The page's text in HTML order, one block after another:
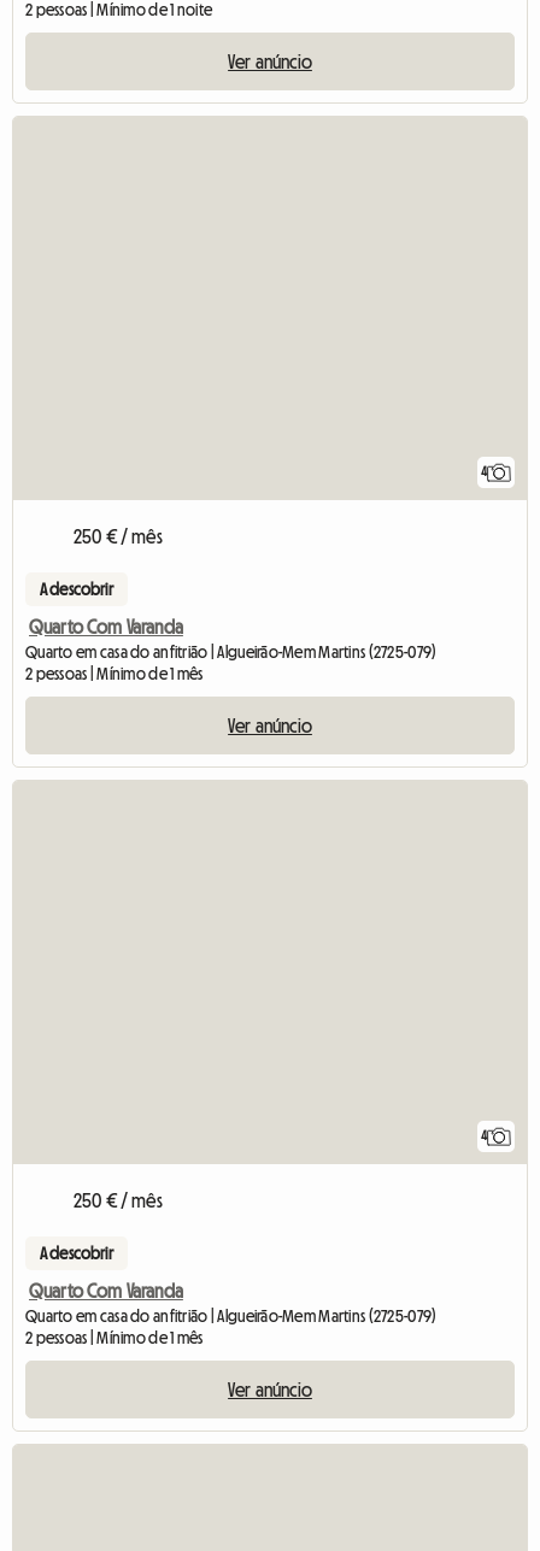
2 pessoas | Mínimo de 1 noite
Ver anúncio
4
250 € / mês
A descobrir
Quarto Com Varanda
Quarto em casa do anfitrião | Algueirão-Mem Martins (2725-079)
2 pessoas | Mínimo de 1 mês
Ver anúncio
4
250 € / mês
A descobrir
Quarto Com Varanda
Quarto em casa do anfitrião | Algueirão-Mem Martins (2725-079)
2 pessoas | Mínimo de 1 mês
Ver anúncio